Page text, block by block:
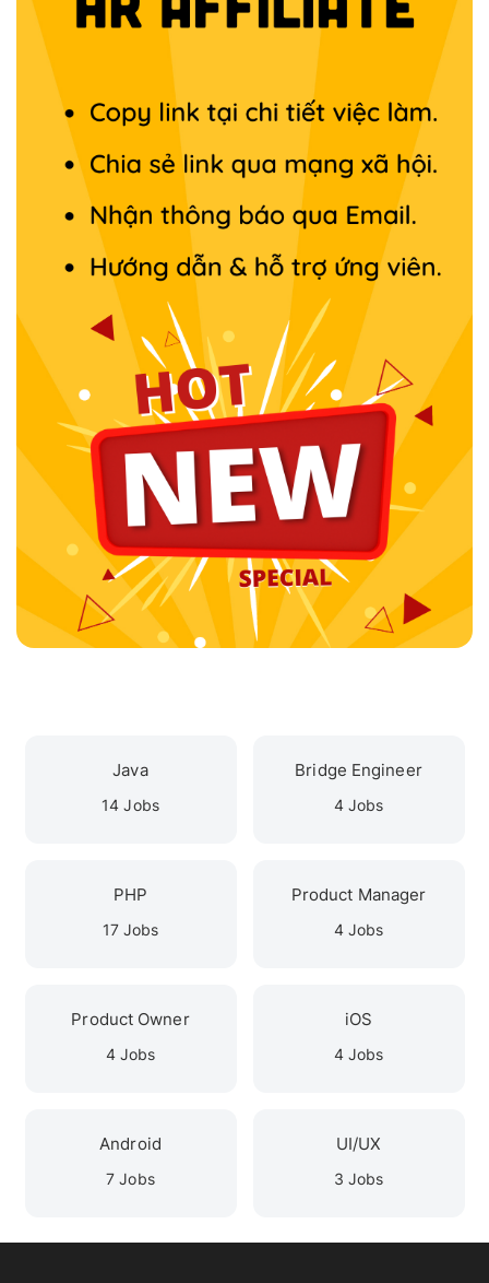
Java
14 Jobs
Bridge Engineer
4 Jobs
PHP
17 Jobs
Product Manager
4 Jobs
Product Owner
4 Jobs
iOS
4 Jobs
Android
7 Jobs
UI/UX
3 Jobs